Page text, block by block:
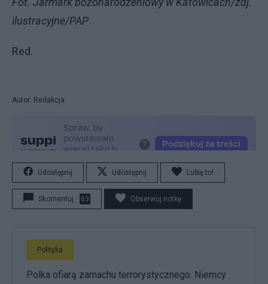
ilustracyjne/PAP
Red.
Autor: Redakcja
Udostępnij Udostępnij Lubię to!
Skomentuj 63 Obserwuj notkę
Polityka
Polka ofiarą zamachu terrorystycznego. Niemcy